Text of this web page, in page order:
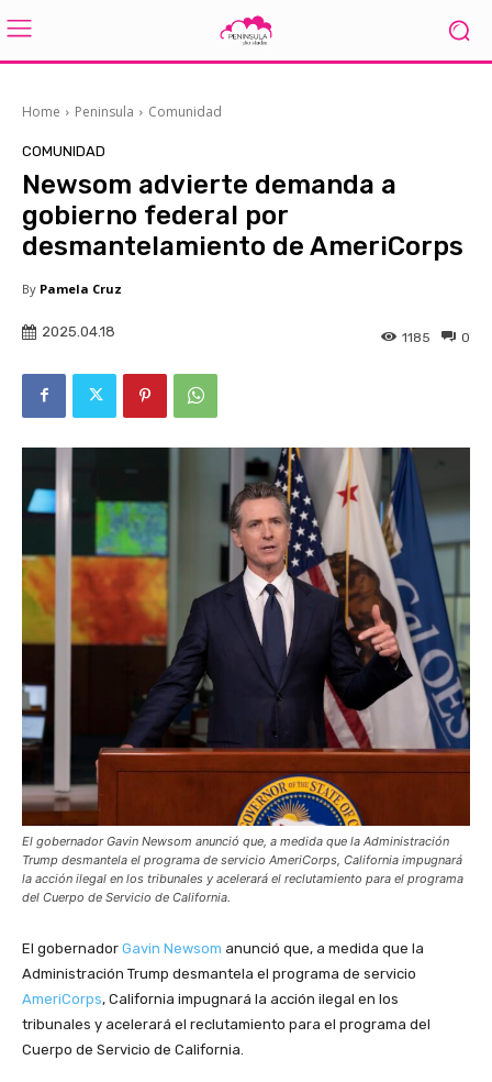
Home Peninsula Comunidad
COMUNIDAD
Newsom advierte demanda a
gobierno federal por
desmantelamiento de AmeriCorps
By Pamela Cruz
2025.04.18 0
1185
El gobernador Gavin Newsom anunció que, a medida que la Administración
Trump desmantela el programa de servicio AmeriCorps, California impugnará
la acción ilegal en los tribunales y acelerará el reclutamiento para el programa
del Cuerpo de Servicio de California.
El gobernador Gavin Newsom anunció que, a medida que la
Administración Trump desmantela el programa de servicio
AmeriCorps, California impugnará la acción ilegal en los
tribunales y acelerará el reclutamiento para el programa del
Cuerpo de Servicio de California.